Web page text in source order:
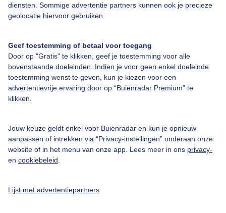
diensten. Sommige advertentie partners kunnen ook je precieze
geolocatie hiervoor gebruiken.
Geef toestemming of betaal voor toegang
Door op "Gratis" te klikken, geef je toestemming voor alle
bovenstaande doeleinden. Indien je voor geen enkel doeleinde
toestemming wenst te geven, kun je kiezen voor een
advertentievrije ervaring door op “Buienradar Premium” te
klikken.
Jouw keuze geldt enkel voor Buienradar en kun je opnieuw
aanpassen of intrekken via “Privacy-instellingen” onderaan onze
website of in het menu van onze app. Lees meer in ons privacy-
en cookiebeleid
Lijst met advertentiepartners
Over Buienradar
Veelgestelde vragen
Contact
Toegankelijkheid
Gebruikersvoorwaarden
Buienradar Team
Privacy beleid
Privacy instellingen